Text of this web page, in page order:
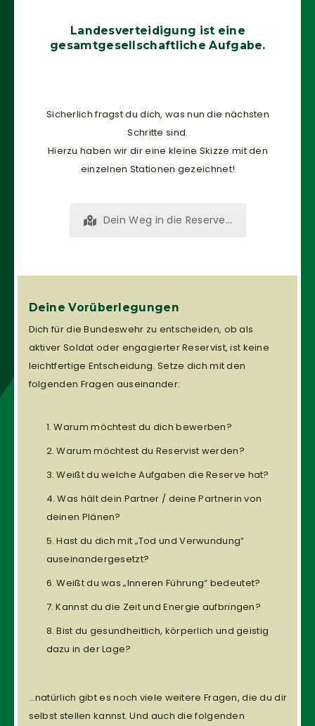
Landesverteidigung ist eine
gesamtgesellschaftliche Aufgabe.
Sicherlich fragst du dich, was nun die nächsten
Schritte sind.
Hierzu haben wir dir eine kleine Skizze mit den
einzelnen Stationen gezeichnet!
Dein Weg in die Reserve…
Deine Vorüberlegungen
Dich für die Bundeswehr zu entscheiden, ob als
aktiver Soldat oder engagierter Reservist, ist keine
leichtfertige Entscheidung. Setze dich mit den
folgenden Fragen auseinander:
Warum möchtest du dich bewerben?
Warum möchtest du Reservist werden?
Weißt du welche Aufgaben die Reserve hat?
Was hält dein Partner / deine Partnerin von
deinen Plänen?
Hast du dich mit „Tod und Verwundung“
auseinandergesetzt?
Weißt du was „Inneren Führung“ bedeutet?
Kannst du die Zeit und Energie aufbringen?
Bist du gesundheitlich, körperlich und geistig
dazu in der Lage?
…natürlich gibt es noch viele weitere Fragen, die du dir
selbst stellen kannst. Und auch die folgenden
Website.
Interessen und Ihr
Verhalten beim
Website mitteilen,
erhöhen Sie die
Angebote zu